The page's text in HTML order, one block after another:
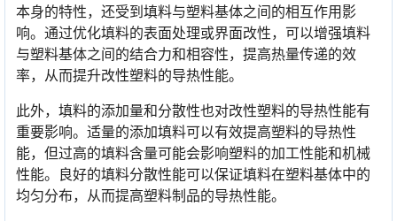
本身的特性，还受到填料与塑料基体之间的相互作用影
响。通过优化填料的表面处理或界面改性，可以增强填料
与塑料基体之间的结合力和相容性，提高热量传递的效
率，从而提升改性塑料的导热性能。
此外，填料的添加量和分散性也对改性塑料的导热性能有
重要影响。适量的添加填料可以有效提高塑料的导热性
能，但过高的填料含量可能会影响塑料的加工性能和机械
性能。良好的填料分散性能可以保证填料在塑料基体中的
均匀分布，从而提高塑料制品的导热性能。